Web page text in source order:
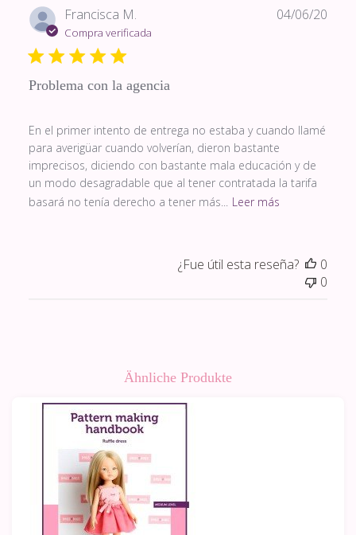
Francisca M.
Compra verificada
Problema con la agencia
En el primer intento de entrega no estaba y cuando llamé
para averigüar cuando volverían, dieron bastante
imprecisos, diciendo con bastante mala educación y de
un modo desagradable que al tener contratada la tarifa
basará no tenía derecho a tener más...
Leer más
04/06/20
¿Fue útil esta reseña?
0
0
Ähnliche Produkte